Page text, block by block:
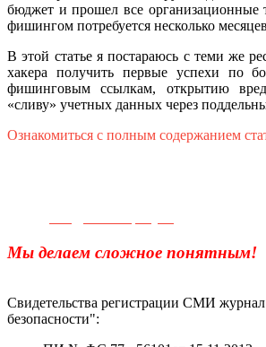
бюджет и прошел все организационные
фишингом потребуется несколько
В этой статье я постараюсь с теми же
хакера получить первые успехи по
фишинговым ссылкам, открытию
«сливу» учетных данных через
Ознакомиться с полным содержанием
Мы делаем сложное понятным!
Свидетельства регистрации СМИ
безопасности":